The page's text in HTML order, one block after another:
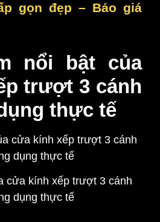
gọn đẹp – Báo giá
nổi bật của
trượt 3 cánh
thực tế
cửa kính xếp trượt 3 cánh
dụng thực tế